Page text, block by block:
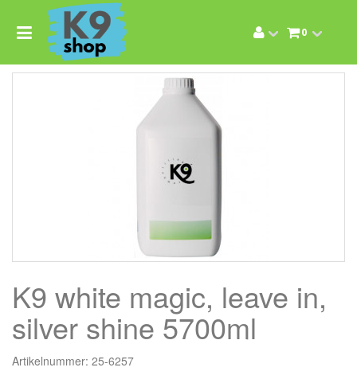
0
K9 white magic, leave in,
silver shine 5700ml
Artikelnummer: 25-6257